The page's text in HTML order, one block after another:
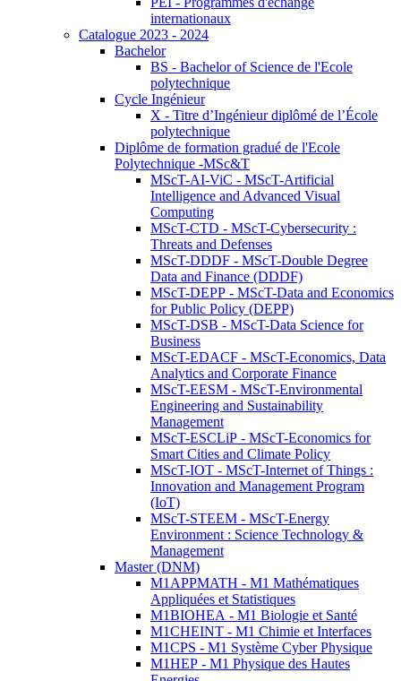
internationaux
Catalogue 2023 - 2024
Bachelor
BS - Bachelor of Science de l'Ecole
polytechnique
Cycle Ingénieur
X - Titre d’Ingénieur diplômé de l’École
polytechnique
Diplôme de formation gradué de l'Ecole
Polytechnique -MSc&T
MScT-AI-ViC - MScT-Artificial
Intelligence and Advanced Visual
Computing
MScT-CTD - MScT-Cybersecurity :
Threats and Defenses
MScT-DDDF - MScT-Double Degree
Data and Finance (DDDF)
MScT-DEPP - MScT-Data and Economics
for Public Policy (DEPP)
MScT-DSB - MScT-Data Science for
Business
MScT-EDACF - MScT-Economics, Data
Analytics and Corporate Finance
MScT-EESM - MScT-Environmental
Engineering and Sustainability
Management
MScT-ESCLiP - MScT-Economics for
Smart Cities and Climate Policy
MScT-IOT - MScT-Internet of Things :
Innovation and Management Program
(IoT)
MScT-STEEM - MScT-Energy
Environment : Science Technology &
Management
Master (DNM)
M1APPMATH - M1 Mathématiques
Appliquées et Statistiques
M1BIOHEA - M1 Biologie et Santé
M1CHEINT - M1 Chimie et Interfaces
M1CPS - M1 Système Cyber Physique
M1HEP - M1 Physique des Hautes